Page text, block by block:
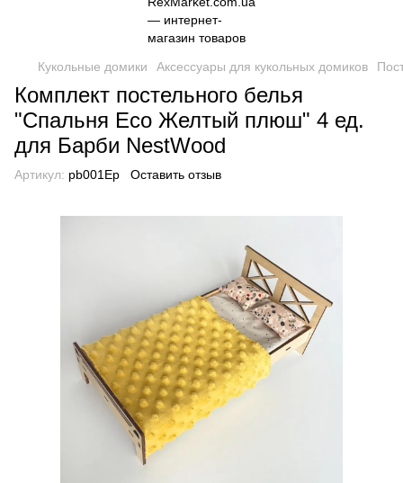
Кукольные домики Аксессуары для кукольных домиков
Комплект постельного белья
"Спальня Eco Желтый плюш" 4 ед.
для Барби NestWood
Артикул: pb001Ep Оставить отзыв